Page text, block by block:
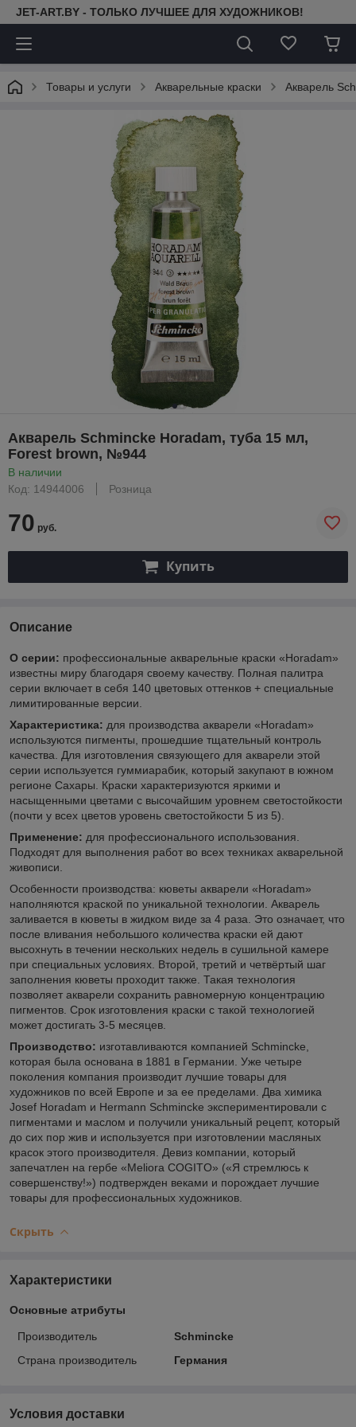
JET-ART.BY - ТОЛЬКО ЛУЧШЕЕ ДЛЯ ХУДОЖНИКОВ!
Товары и услуги Акварельные краски Акварель
Акварель Schmincke Horadam, туба 15 мл,
Forest brown, №944
В наличии
Код: 14944006
Розница
70 руб.
Купить
Описание
О серии: профессиональные акварельные краски «Horadam»
известны миру благодаря своему качеству. Полная палитра
серии включает в себя 140 цветовых оттенков + специальные
лимитированные версии.
Характеристика: для производства акварели «Horadam»
используются пигменты, прошедшие тщательный контроль
качества. Для изготовления связующего для акварели этой
серии используется гуммиарабик, который закупают в южном
регионе Сахары. Краски характеризуются яркими и
насыщенными цветами с высочайшим уровнем светостойкости
(почти у всех цветов уровень светостойкости 5 из 5).
Применение: для профессионального использования.
Подходят для выполнения работ во всех техниках акварельной
живописи.
Особенности производства: кюветы акварели «Horadam»
наполняются краской по уникальной технологии. Акварель
заливается в кюветы в жидком виде за 4 раза. Это означает, что
после вливания небольшого количества краски ей дают
высохнуть в течении нескольких недель в сушильной камере
при специальных условиях. Второй, третий и четвёртый шаг
заполнения кюветы проходит также. Такая технология
позволяет акварели сохранить равномерную концентрацию
пигментов. Срок изготовления краски с такой технологией
может достигать 3-5 месяцев.
Производство: изготавливаются компанией Schmincke,
которая была основана в 1881 в Германии. Уже четыре
поколения компания производит лучшие товары для
художников по всей Европе и за ее пределами. Два химика
Josef Horadam и Hermann Schmincke экспериментировали с
пигментами и маслом и получили уникальный рецепт, который
до сих пор жив и используется при изготовлении масляных
красок этого производителя. Девиз компании, который
запечатлен на гербе «Meliora COGITO» («Я стремлюсь к
совершенству!») подтвержден веками и порождает лучшие
товары для профессиональных художников.
Скрыть
Характеристики
Основные атрибуты
Производитель
Schmincke
Страна производитель
Германия
Условия доставки